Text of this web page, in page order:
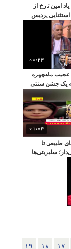
امین تارخ از
استثنایی پردیس
برای سریال
00:24
عجیب ماهچهره
یک جشن سنتی
نوین جا
کرد
01:03
طبیعی تا
سلبریتی‌ها
عمل‌های زیبایی
١٧ ١٨ ١٩